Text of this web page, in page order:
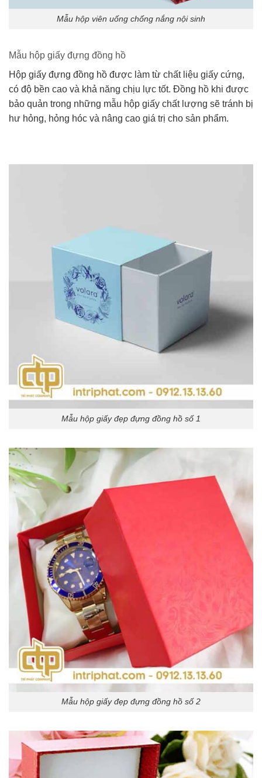
Mẫu hộp viên uống chống nắng nội sinh
Mẫu hộp giấy đựng đồng hồ
Hộp giấy đựng đồng hồ được làm từ chất liệu giấy cứng,
có độ bền cao và khả năng chịu lực tốt. Đồng hồ khi được
bảo quản trong những mẫu hộp giấy chất lượng sẽ tránh bị
hư hỏng, hỏng hóc và nâng cao giá trị cho sản phẩm.
Mẫu hộp giấy đẹp đựng đồng hồ số 1
Mẫu hộp giấy đẹp đựng đồng hồ số 2